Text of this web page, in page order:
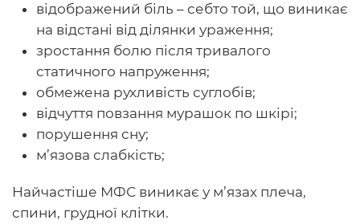
відображений біль – себто той, що виникає
на відстані від ділянки ураження;
зростання болю після тривалого
статичного напруження;
обмежена рухливість суглобів;
відчуття повзання мурашок по шкірі;
порушення сну;
м’язова слабкість;
Найчастіше МФС виникає у м’язах плеча,
спини, грудної клітки.